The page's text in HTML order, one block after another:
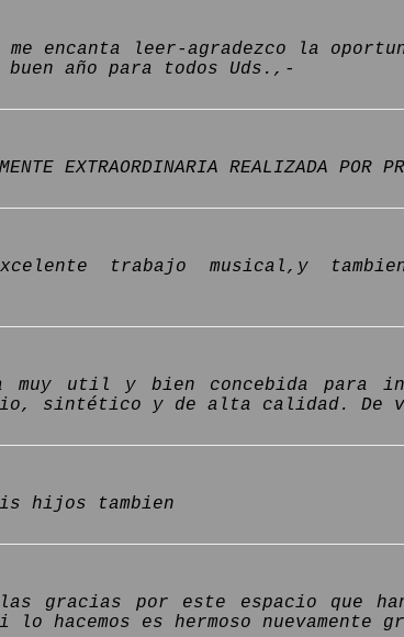
me encanta leer-agradezco la
año para todos Uds.,-
EXTRAORDINARIA REALIZADA POR
trabajo musical,y
muy util y bien concebida para
sintético y de alta calidad.
hijos tambien
gracias por este espacio que
hacemos es hermoso nuevamente